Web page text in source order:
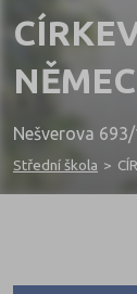
Nešverova
Střední škola >